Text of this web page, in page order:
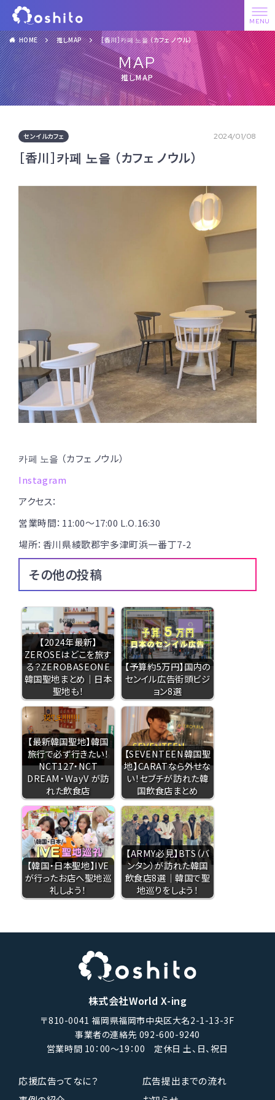
HOME 推しMAP ［香川］카페 노을 （カフェ ノウル）
MAP
推しMAP
センイルカフェ 2024/01/08
［香川］카페 노을 （カフェ ノウル）
카페 노을 （カフェ ノウル）
Instagram
アクセス：
営業時間：11:00〜17:00 L.O.16:30
場所：香川県綾歌郡宇多津町浜一番丁7-2
その他の投稿
【2024年最新】
ZEROSEはどこを旅す
る？ZEROBASEONE
韓国聖地まとめ｜日本
聖地も！
【予算約5万円】国内の
センイル広告街頭ビジ
ョン8選
【最新韓国聖地】韓国
旅行で必ず行きたい！
NCT127・NCT
DREAM・WayV が訪
れた飲食店
【SEVENTEEN韓国聖
地】CARATなら外せな
い！セブチが訪れた韓
国飲食店まとめ
【韓国・日本聖地】IVE
が行ったお店へ聖地巡
礼しよう！
【ARMY必見】BTS（バ
ンタン）が訪れた韓国
飲食店8選｜韓国で聖
地巡りをしよう！
株式会社World X-ing
〒810-0041 福岡県福岡市中央区大名2-1-13-3F
事業者の連絡先 092-600-9240
営業時間 10：00〜19：00 定休日 土、日、祝日
応援広告ってなに？
広告提出までの流れ